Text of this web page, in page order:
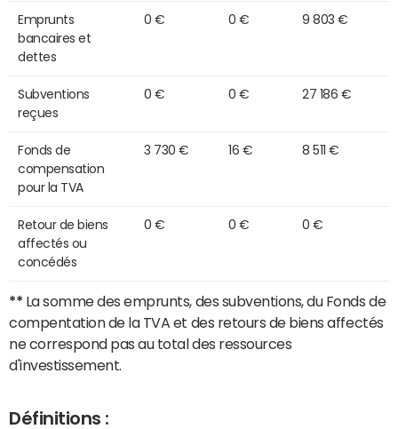
Emprunts
bancaires et
dettes
0 € 0 € 9 803 €
Subventions
reçues
0 € 0 € 27 186 €
Fonds de
compensation
pour la TVA
3 730 € 16 € 8 511 €
Retour de biens
affectés ou
concédés
0 € 0 € 0 €
** La somme des emprunts, des subventions, du Fonds de
compentation de la TVA et des retours de biens affectés
ne correspond pas au total des ressources
d'investissement.
Définitions :